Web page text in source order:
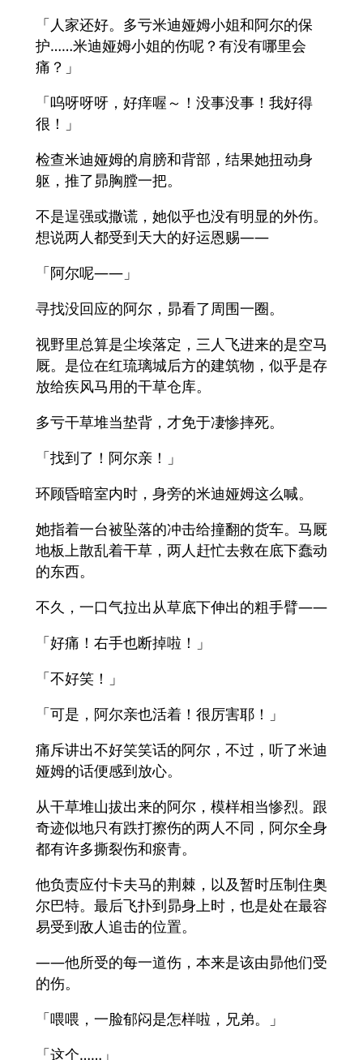
「人家还好。多亏米迪娅姆小姐和阿尔的保
护……米迪娅姆小姐的伤呢？有没有哪里会
痛？」
「呜呀呀呀，好痒喔～！没事没事！我好得
很！」
检查米迪娅姆的肩膀和背部，结果她扭动身
躯，推了昴胸膛一把。
不是逞强或撒谎，她似乎也没有明显的外伤。
想说两人都受到天大的好运恩赐——
「阿尔呢——」
寻找没回应的阿尔，昴看了周围一圈。
视野里总算是尘埃落定，三人飞进来的是空马
厩。是位在红琉璃城后方的建筑物，似乎是存
放给疾风马用的干草仓库。
多亏干草堆当垫背，才免于凄惨摔死。
「找到了！阿尔亲！」
环顾昏暗室内时，身旁的米迪娅姆这么喊。
她指着一台被坠落的冲击给撞翻的货车。马厩
地板上散乱着干草，两人赶忙去救在底下蠢动
的东西。
不久，一口气拉出从草底下伸出的粗手臂——
「好痛！右手也断掉啦！」
「不好笑！」
「可是，阿尔亲也活着！很厉害耶！」
痛斥讲出不好笑笑话的阿尔，不过，听了米迪
娅姆的话便感到放心。
从干草堆山拔出来的阿尔，模样相当惨烈。跟
奇迹似地只有跌打擦伤的两人不同，阿尔全身
都有许多撕裂伤和瘀青。
他负责应付卡夫马的荆棘，以及暂时压制住奥
尔巴特。最后飞扑到昴身上时，也是处在最容
易受到敌人追击的位置。
——他所受的每一道伤，本来是该由昴他们受
的伤。
「喂喂，一脸郁闷是怎样啦，兄弟。」
「这个……」